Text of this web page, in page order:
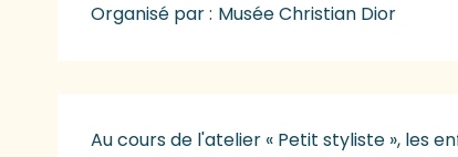
Organisé par : Musée Christian Dior
Description
Au cours de l'atelier « Petit styliste », les